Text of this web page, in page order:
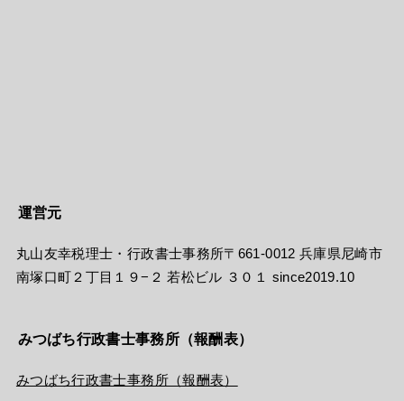
運営元
丸山友幸税理士・行政書士事務所〒661-0012 兵庫県尼崎市
南塚口町２丁目１９−２ 若松ビル ３０１ since2019.10
みつばち行政書士事務所（報酬表）
みつばち行政書士事務所（報酬表）